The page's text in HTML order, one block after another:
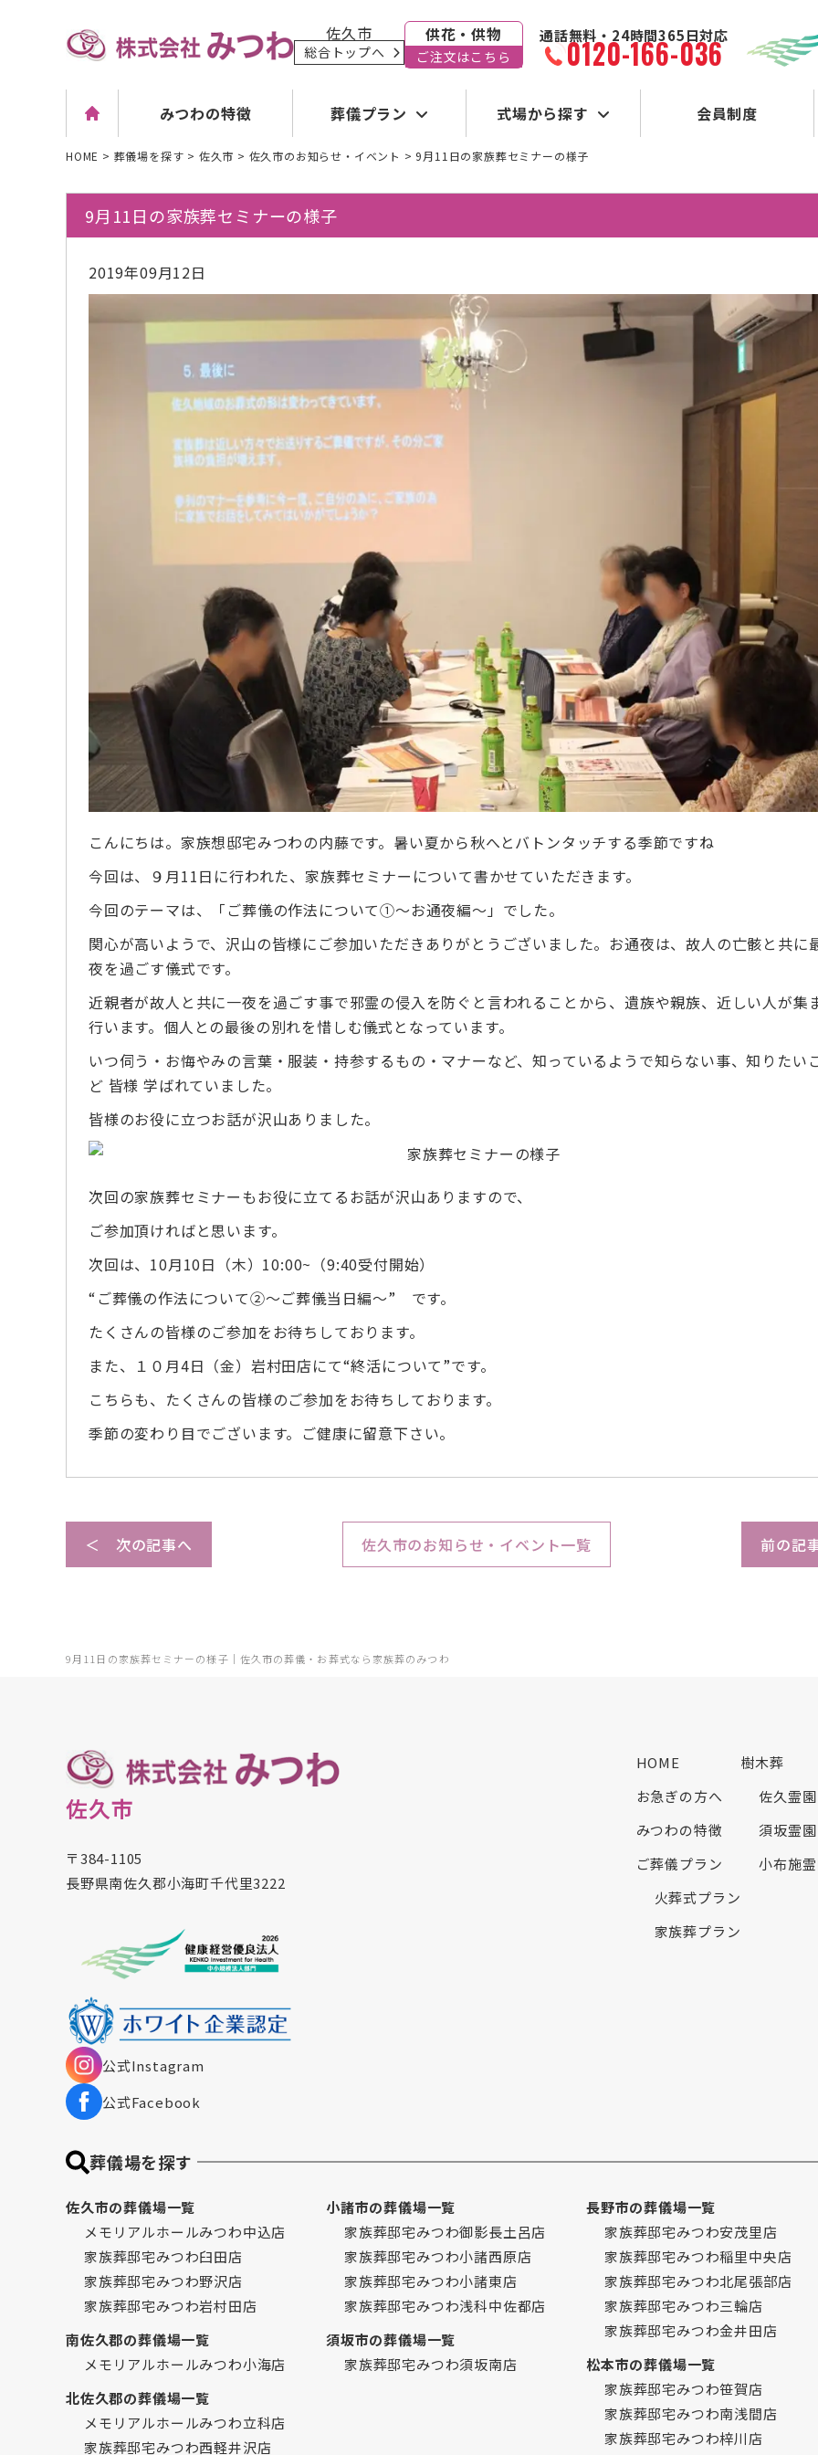
佐久市
総合トップへ
供花・供物
ご注文はこちら
通話無料・24時間365日対応
0120-166-036
みつわの特徴 葬儀プラン 式場から探す 会員制度
HOME > 葬儀場を探す > 佐久市 > 佐久市のお知らせ・イベント >9月11日の家族葬セミナーの様子
9月11日の家族葬セミナーの様子｜佐久市の葬儀・お葬式なら家族葬のみつわ
9月11日の家族葬セミナーの様子
2019年09月12日
こんにちは。家族想邸宅みつわの内藤です。暑い夏から秋へとバトンタッチする季節ですね
今回は、９月11日に行われた、家族葬セミナーについて書かせていただきます。
今回のテーマは、「ご葬儀の作法について①～お通夜編～」でした。
関心が高いようで、沢山の皆様にご参加いただきありがとうございました。お通夜は、故人の亡骸と共に
夜を過ごす儀式です。
近親者が故人と共に一夜を過ごす事で邪霊の侵入を防ぐと言われることから、遺族や親族、近しい人が集
行います。個人との最後の別れを惜しむ儀式となっています。
いつ伺う・お悔やみの言葉・服装・持参するもの・マナーなど、知っているようで知らない事、知りたい
ど 皆様 学ばれていました。
皆様のお役に立つお話が沢山ありました。
次回の家族葬セミナーもお役に立てるお話が沢山ありますので、
ご参加頂ければと思います。
次回は、10月10日（木）10:00~（9:40受付開始）
“ご葬儀の作法について②～ご葬儀当日編～” です。
たくさんの皆様のご参加をお待ちしております。
また、１０月4日（金）岩村田店にて“終活について”です。
こちらも、たくさんの皆様のご参加をお待ちしております。
季節の変わり目でございます。ご健康に留意下さい。
＜ 次の記事へ 佐久市のお知らせ・イベント一覧 前の記
佐久市
〒384-1105
長野県南佐久郡小海町千代里3222
公式Instagram
公式Facebook
HOME
お急ぎの方へ
みつわの特徴
ご葬儀プラン
火葬式プラン
家族葬プラン
樹木葬
佐久霊園
須坂霊園
小布施
葬儀場を探す
佐久市の葬儀場一覧
メモリアルホールみつわ中込店
家族葬邸宅みつわ臼田店
家族葬邸宅みつわ野沢店
家族葬邸宅みつわ岩村田店
南佐久郡の葬儀場一覧
メモリアルホールみつわ小海店
北佐久郡の葬儀場一覧
メモリアルホールみつわ立科店
家族葬邸宅みつわ西軽井沢店
小諸市の葬儀場一覧
家族葬邸宅みつわ御影長土呂店
家族葬邸宅みつわ小諸西原店
家族葬邸宅みつわ小諸東店
家族葬邸宅みつわ浅科中佐都店
須坂市の葬儀場一覧
家族葬邸宅みつわ須坂南店
長野市の葬儀場一覧
家族葬邸宅みつわ安茂里店
家族葬邸宅みつわ稲里中央店
家族葬邸宅みつわ北尾張部店
家族葬邸宅みつわ三輪店
家族葬邸宅みつわ金井田店
松本市の葬儀場一覧
家族葬邸宅みつわ笹賀店
家族葬邸宅みつわ南浅間店
家族葬邸宅みつわ梓川店